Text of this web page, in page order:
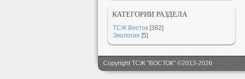
КАТЕГОРИИ РАЗДЕЛА
ТСЖ Восток [382]
Экология [5]
Copyright ТСЖ "ВОСТОК" ©2013-2026